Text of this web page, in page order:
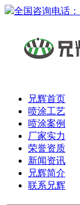
全国咨询电话：
兄辉首页
喷涂工艺
喷涂案例
厂家实力
荣誉资质
新闻资讯
兄辉简介
联系兄辉